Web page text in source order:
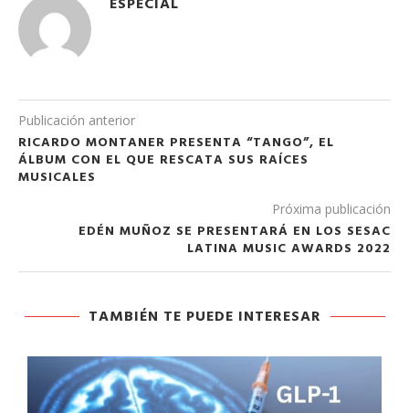
Publicación anterior
RICARDO MONTANER PRESENTA “TANGO”, EL
ÁLBUM CON EL QUE RESCATA SUS RAÍCES
MUSICALES
Próxima publicación
EDÉN MUÑOZ SE PRESENTARÁ EN LOS SESAC
LATINA MUSIC AWARDS 2022
TAMBIÉN TE PUEDE INTERESAR